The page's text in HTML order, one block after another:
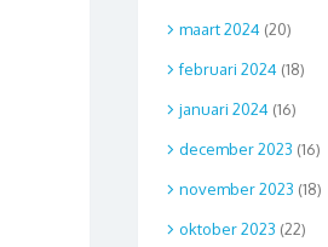
maart 2024 (20)
februari 2024 (18)
januari 2024 (16)
december 2023 (16)
november 2023 (18)
oktober 2023 (22)